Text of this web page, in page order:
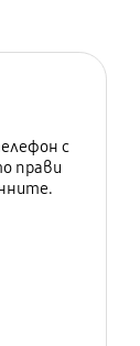
с
прави